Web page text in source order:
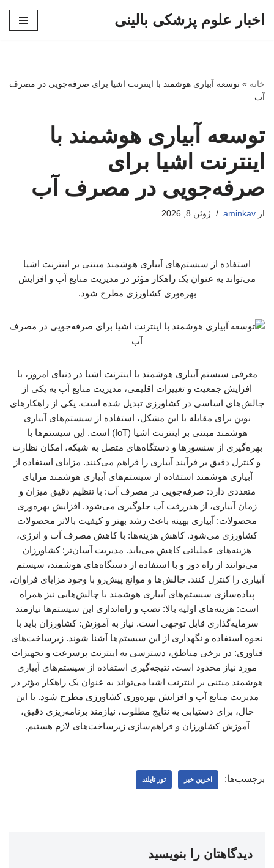
اخبار علوم پزشکی بالینی
خانه » توسعه آبیاری هوشمند با اینترنت اشیا برای صرفه‌جویی در مصرف
آب
توسعه آبیاری هوشمند با
اینترنت اشیا برای
صرفه‌جویی در مصرف آب
از aminkav ژوئن 8, 2026
استفاده از سیستم‌های آبیاری هوشمند مبتنی بر اینترنت اشیا
می‌تواند به عنوان یک راهکار مؤثر در مدیریت منابع آب و افزایش
بهره‌وری کشاورزی مطرح شود.
معرفی سیستم آبیاری هوشمند با اینترنت اشیا در دنیای امروز، با
افزایش جمعیت و تغییرات اقلیمی، مدیریت منابع آب به یکی از
چالش‌های اساسی در کشاورزی تبدیل شده است. یکی از راهکارهای
نوین برای مقابله با این مشکل، استفاده از سیستم‌های آبیاری
هوشمند مبتنی بر اینترنت اشیا (IoT) است. این سیستم‌ها با
بهره‌گیری از سنسورها و دستگاه‌های متصل به شبکه، امکان نظارت
و کنترل دقیق بر فرآیند آبیاری را فراهم می‌کنند. مزایای استفاده از
آبیاری هوشمند استفاده از سیستم‌های آبیاری هوشمند مزایای
متعددی دارد: صرفه‌جویی در مصرف آب: با تنظیم دقیق میزان و
زمان آبیاری، از هدررفت آب جلوگیری می‌شود. افزایش بهره‌وری
محصولات: آبیاری بهینه باعث رشد بهتر و کیفیت بالاتر محصولات
کشاورزی می‌شود. کاهش هزینه‌ها: با کاهش مصرف آب و انرژی،
هزینه‌های عملیاتی کاهش می‌یابد. مدیریت آسان‌تر: کشاورزان
می‌توانند از راه دور و با استفاده از دستگاه‌های هوشمند، سیستم
آبیاری را کنترل کنند. چالش‌ها و موانع پیش‌رو با وجود مزایای فراوان،
پیاده‌سازی سیستم‌های آبیاری هوشمند با چالش‌هایی نیز همراه
است: هزینه‌های اولیه بالا: نصب و راه‌اندازی این سیستم‌ها نیازمند
سرمایه‌گذاری قابل توجهی است. نیاز به آموزش: کشاورزان باید با
نحوه استفاده و نگهداری از این سیستم‌ها آشنا شوند. زیرساخت‌های
فناوری: در برخی مناطق، دسترسی به اینترنت پرسرعت و تجهیزات
مورد نیاز محدود است. نتیجه‌گیری استفاده از سیستم‌های آبیاری
هوشمند مبتنی بر اینترنت اشیا می‌تواند به عنوان یک راهکار مؤثر در
مدیریت منابع آب و افزایش بهره‌وری کشاورزی مطرح شود. با این
حال، برای دستیابی به نتایج مطلوب، نیازمند برنامه‌ریزی دقیق،
آموزش کشاورزان و فراهم‌سازی زیرساخت‌های لازم هستیم.
برچسب‌ها: اخرین خبر تور تایلند
دیدگاهتان را بنویسید